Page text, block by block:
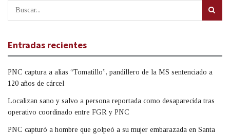
Entradas recientes
PNC captura a alias “Tomatillo”, pandillero de la MS sentenciado a
120 años de cárcel
Localizan sano y salvo a persona reportada como desaparecida tras
operativo coordinado entre FGR y PNC
PNC capturó a hombre que golpeó a su mujer embarazada en Santa